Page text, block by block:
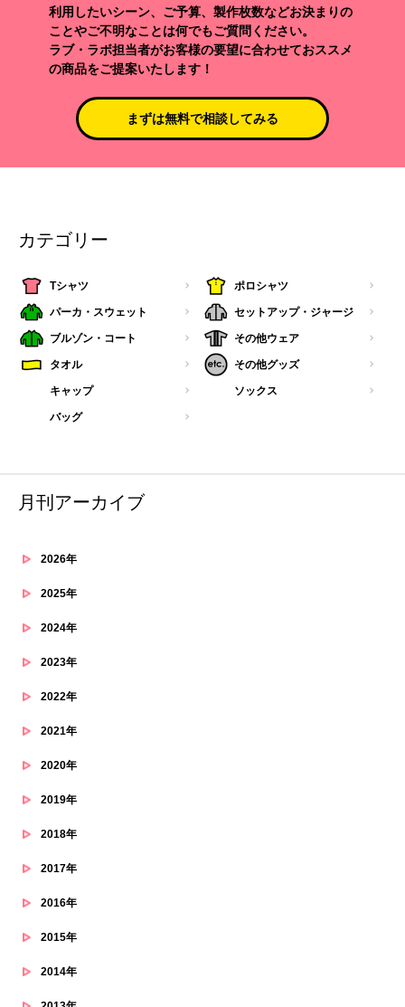
利用したいシーン、ご予算、製作枚数などお決まりの
ことやご不明なことは何でもご質問ください。
ラブ・ラボ担当者がお客様の要望に合わせておススメ
の商品をご提案いたします！
まずは無料で相談してみる
カテゴリー
Tシャツ ポロシャツ
パーカ・スウェット セットアップ・ジャージ
ブルゾン・コート その他ウェア
タオル その他グッズ
キャップ ソックス
バッグ
月刊アーカイブ
2026年
2025年
2024年
2023年
2022年
2021年
2020年
2019年
2018年
2017年
2016年
2015年
2014年